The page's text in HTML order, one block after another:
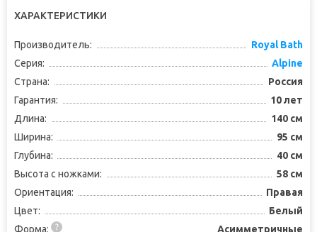
ХАРАКТЕРИСТИКИ
Производитель:
Royal Bath
Серия:
Alpine
Страна:
Россия
Гарантия:
10 лет
Длина:
140 см
Ширина:
95 см
Глубина:
40 см
Высота с ножками:
58 см
Ориентация:
Правая
Цвет:
Белый
Форма:
Асимметричные